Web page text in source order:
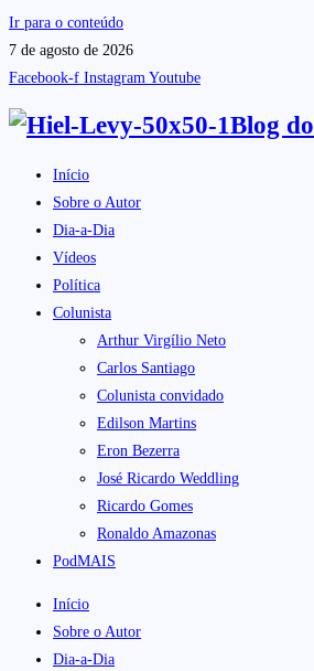
Ir para o conteúdo
7 de agosto de 2026
Facebook-f Instagram Youtube
Blog do
Início
Sobre o Autor
Dia-a-Dia
Vídeos
Política
Colunista
Arthur Virgílio Neto
Carlos Santiago
Colunista convidado
Edilson Martins
Eron Bezerra
José Ricardo Weddling
Ricardo Gomes
Ronaldo Amazonas
PodMAIS
Início
Sobre o Autor
Dia-a-Dia